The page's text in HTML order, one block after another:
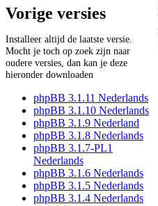
Vorige versies
Installeer altijd de laatste versie.
Mocht je toch op zoek zijn naar
oudere versies, dan kan je deze
hieronder downloaden
phpBB 3.1.11 Nederlands
phpBB 3.1.10 Nederlands
phpBB 3.1.9 Nederland
phpBB 3.1.8 Nederlands
phpBB 3.1.7-PL1
Nederlands
phpBB 3.1.6 Nederlands
phpBB 3.1.5 Nederlands
phpBB 3.1.4 Nederlands